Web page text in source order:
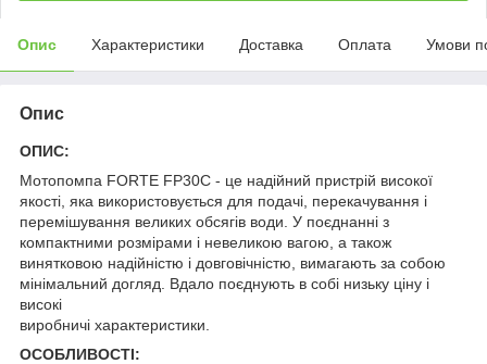
Опис Характеристики Доставка Оплата Умови
Опис
ОПИС:
Мотопомпа FORTE FP30C - це надійний пристрій високої
якості, яка використовується для подачі, перекачування і
перемішування великих обсягів води. У поєднанні з
компактними розмірами і невеликою вагою, а також
винятковою надійністю і довговічністю, вимагають за собою
мінімальний догляд. Вдало поєднують в собі низьку ціну і
високі
виробничі характеристики.
ОСОБЛИВОСТІ: